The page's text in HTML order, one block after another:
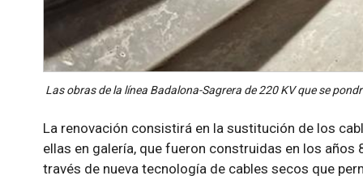
Las obras de la línea Badalona-Sagrera de 220 KV que se
La renovación consistirá en la sustitución de los
ellas en galería, que fueron construidas en los
través de nueva tecnología de cables secos que